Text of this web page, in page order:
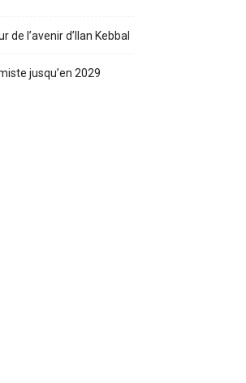
de l’avenir d’Ilan Kebbal
jusqu’en 2029